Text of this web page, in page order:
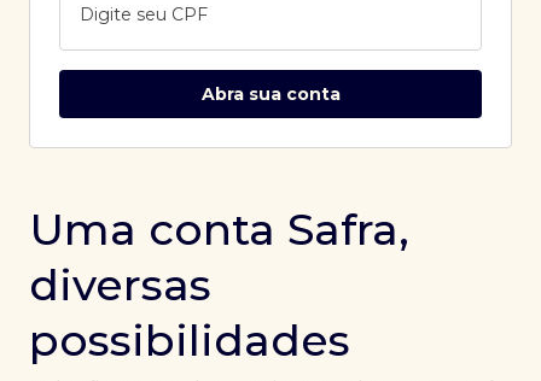
Digite seu CPF
Abra sua conta
Uma conta Safra,
diversas
possibilidades